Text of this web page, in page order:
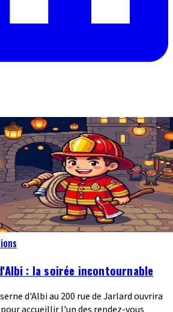
: la soirée incontournable
d'Albi au 200 rue de Jarlard ouvrira